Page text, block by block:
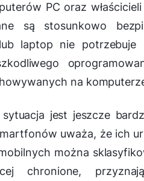
PC oraz
są stosunkowo
laptop nie potrzebuje
na
jest jeszcze
uważa, że ich
można
chronione,